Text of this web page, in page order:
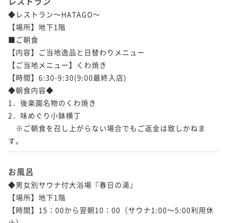
◆レストラン～HATAGO～
【場所】地下1階
■ご朝食
【内容】ご当地逸品と日替わりメニュー
【ご当地メニュー】くわ焼き
【時間】6:30-9:30(9:00最終入店)
◆朝食内容◆
1．後楽園名物のくわ焼き
2．味めぐり小鉢横丁
※ご朝食を召し上がらない場合でもご返金は致しかねま
す。
お風呂
◆男女別サウナ付大浴場『春日の湯』
【場所】地下1階
【時間】15：00から翌朝10：00（サウナ1:00～5:00利用休